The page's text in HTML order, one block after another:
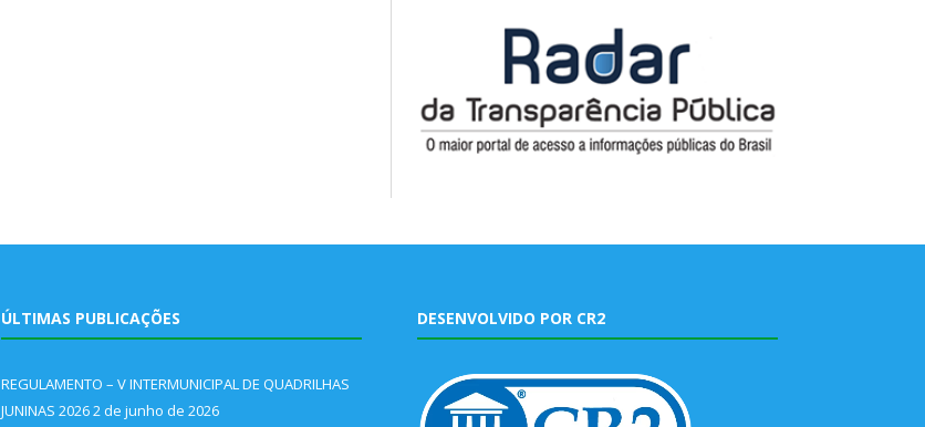
ÚLTIMAS PUBLICAÇÕES
REGULAMENTO – V INTERMUNICIPAL DE QUADRILHAS
JUNINAS 20262 de junho de 2026
DESENVOLVIDO POR CR2